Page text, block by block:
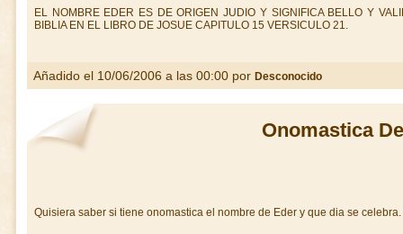
EL NOMBRE EDER ES DE ORIGEN JUDIO Y SIGNIFICA BELLO Y
BIBLIA EN EL LIBRO DE JOSUE CAPITULO 15 VERSICULO 21.
Añadido el 10/06/2006 a las 00:00 por Desconocido
Onomastica
Quisiera saber si tiene onomastica el nombre de Eder y que dia se